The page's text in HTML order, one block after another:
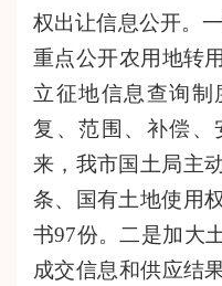
权出让信息公开。
重点公开农用地转
立征地信息查询制
复、范围、补偿、
来，我市国土 局主
条、国有土地使用
书97份。 二是加大
成交信息和供应结